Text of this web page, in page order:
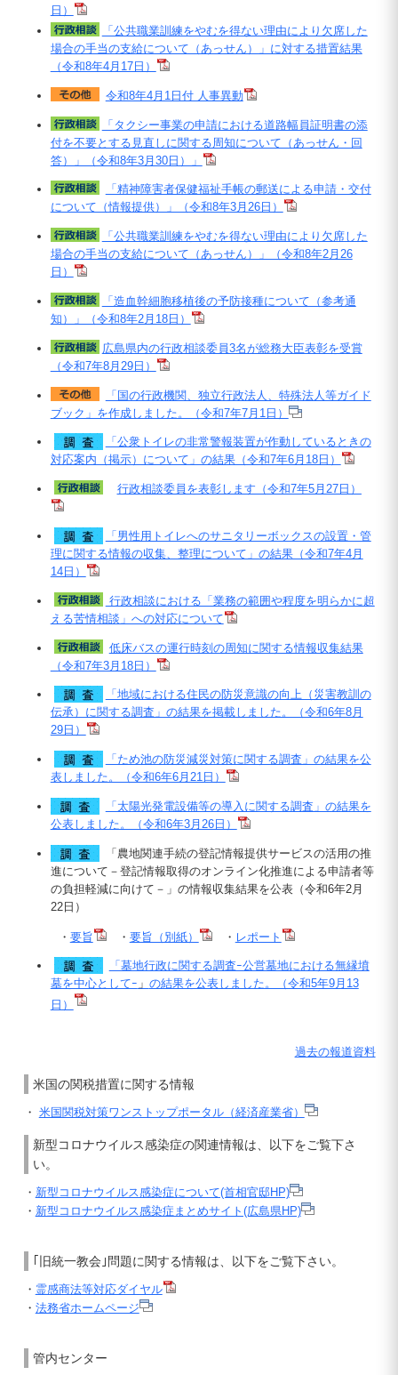
日）
「公共職業訓練をやむを得ない理由により欠席した
場合の手当の支給について（あっせん）」に対する措置結果
（令和8年4月17日）
令和8年4月1日付 人事異動
「タクシー事業の申請における道路幅員証明書の添
付を不要とする見直しに関する周知について（あっせん・回
答）」（令和8年3月30日）」
「精神障害者保健福祉手帳の郵送による申請・交付
について（情報提供）」（令和8年3月26日）
「公共職業訓練をやむを得ない理由により欠席した
場合の手当の支給について（あっせん）」（令和8年2月26
日）
「造血幹細胞移植後の予防接種について（参考通
知）」（令和8年2月18日）
広島県内の行政相談委員3名が総務大臣表彰を受賞
（令和7年8月29日）
「国の行政機関、独立行政法人、特殊法人等ガイド
ブック」を作成しました。（令和7年7月1日）
「公衆トイレの非常警報装置が作動しているときの
対応案内（掲示）について」の結果（令和7年6月18日）
行政相談委員を表彰します（令和7年5月27日）
「男性用トイレへのサニタリーボックスの設置・管
理に関する情報の収集、整理について」の結果（令和7年4月
14日）
行政相談における「業務の範囲や程度を明らかに超
える苦情相談」への対応について
低床バスの運行時刻の周知に関する情報収集結果
（令和7年3月18日）
「地域における住民の防災意識の向上（災害教訓の
伝承）に関する調査」の結果を掲載しました。（令和6年8月
29日）
「ため池の防災減災対策に関する調査」の結果を公
表しました。（令和6年6月21日）
「太陽光発電設備等の導入に関する調査」の結果を
公表しました。（令和6年3月26日）
「農地関連手続の登記情報提供サービスの活用の推
進について－登記情報取得のオンライン化推進による申請者等
の負担軽減に向けて－」の情報収集結果を公表（令和6年2月
22日）
・ 要旨 ・ 要旨（別紙） ・ レポート
「墓地行政に関する調査ｰ公営墓地における無縁墳
墓を中心としてｰ 」 の結果を公表しました。（令和5年9月13
日）
過去の報道資料
米国の関税措置に関する情報
・ 米国関税対策ワンストップポータル（経済産業省）
新型コロナウイルス感染症の関連情報は、以下をご覧下さ
い。
・ 新型コロナウイルス感染症について(首相官邸HP)
・ 新型コロナウイルス感染症まとめサイト(広島県HP)
｢旧統一教会｣問題に関する情報は、以下をご覧下さい。
・ 霊感商法等対応ダイヤル
・ 法務省ホームページ
管内センター